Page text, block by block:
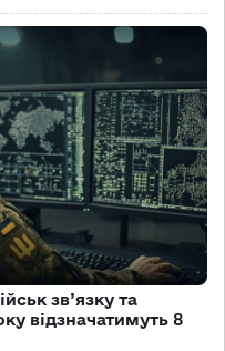
зв’язку та
відзначатимуть 8